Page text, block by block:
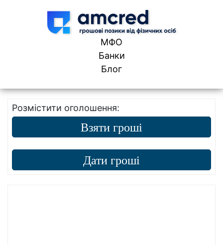
МФО
Банки
Блог
Розмістити оголошення:
Взяти гроші
Дати гроші